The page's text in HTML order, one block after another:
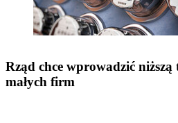
Rząd chce wprowadzić
małych firm